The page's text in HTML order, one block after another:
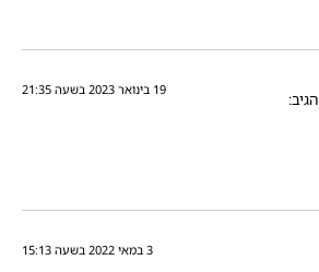
הגיב:
19 בינואר 2023 בשעה 21:35
3 במאי 2022 בשעה 15:13